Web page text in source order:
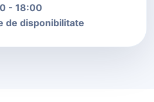
- 18:00
de disponibilitate